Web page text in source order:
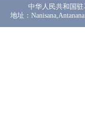
中华人民共和国
地址：